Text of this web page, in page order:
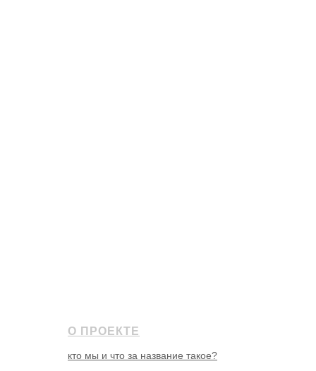
О ПРОЕКТЕ
кто мы и что за название такое?